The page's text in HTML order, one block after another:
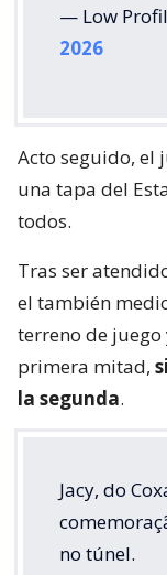
— Low
2026
Acto seguido, el
una tapa del
todos.
Tras ser
el también
terreno de
primera mitad,
la segunda.
Jacy, do
no túnel.